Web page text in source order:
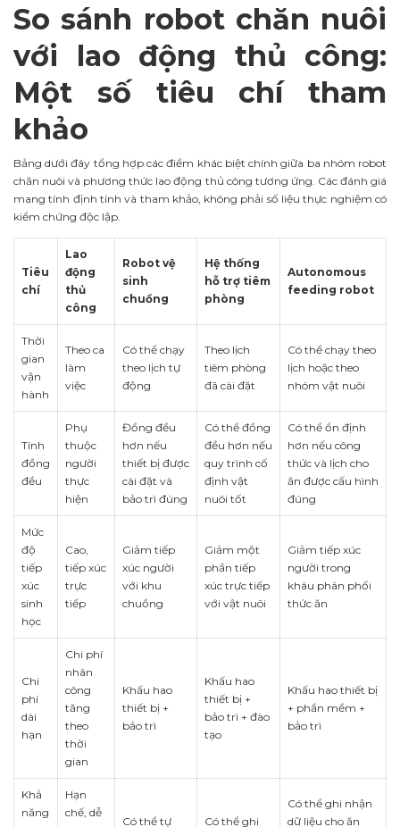
So sánh robot chăn nuôi
với lao động thủ công:
Một số tiêu chí tham
khảo
Bảng dưới đây tổng hợp các điểm khác biệt chính giữa ba nhóm robot
chăn nuôi và phương thức lao động thủ công tương ứng. Các đánh giá
mang tính định tính và tham khảo, không phải số liệu thực nghiệm có
kiểm chứng độc lập.
Tiêu
chí
Lao
động
thủ
công
Robot vệ
sinh
chuồng
Hệ thống
hỗ trợ tiêm
phòng
Autonomous
feeding robot
Thời
gian
vận
hành
Theo ca
làm
việc
Có thể chạy
theo lịch tự
động
Theo lịch
tiêm phòng
đã cài đặt
Có thể chạy theo
lịch hoặc theo
nhóm vật nuôi
Tính
đồng
đều
Phụ
thuộc
người
thực
hiện
Đồng đều
hơn nếu
thiết bị được
cài đặt và
bảo trì đúng
Có thể đồng
đều hơn nếu
quy trình cố
định vật
nuôi tốt
Có thể ổn định
hơn nếu công
thức và lịch cho
ăn được cấu hình
đúng
Mức
độ
tiếp
xúc
sinh
học
Cao,
tiếp xúc
trực
tiếp
Giảm tiếp
xúc người
với khu
chuồng
Giảm một
phần tiếp
xúc trực tiếp
với vật nuôi
Giảm tiếp xúc
người trong
khâu phân phối
thức ăn
Chi
phí
dài
hạn
Chi phí
nhân
công
tăng
theo
thời
gian
Khấu hao
thiết bị +
bảo trì
Khấu hao
thiết bị +
bảo trì + đào
tạo
Khấu hao thiết bị
+ phần mềm +
bảo trì
Khả
năng
Hạn
chế, dễ
Có thể tự Có thể ghi
Có thể ghi nhận
dữ liệu cho ăn